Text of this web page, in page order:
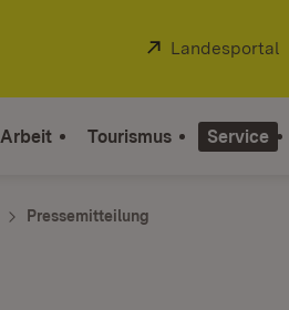
Extern:
Landesportal
Arbeit Tourismus Service
Pressemitteilung